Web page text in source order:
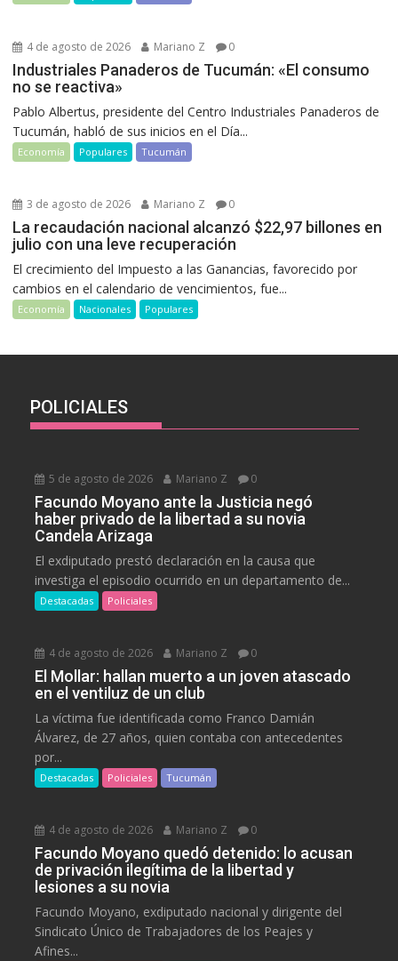
4 de agosto de 2026 Mariano Z 0
Industriales Panaderos de Tucumán: «El consumo
no se reactiva»
Pablo Albertus, presidente del Centro Industriales Panaderos de
Tucumán, habló de sus inicios en el Día...
Economía Populares Tucumán
3 de agosto de 2026 Mariano Z 0
La recaudación nacional alcanzó $22,97 billones en
julio con una leve recuperación
El crecimiento del Impuesto a las Ganancias, favorecido por
cambios en el calendario de vencimientos, fue...
Economía Nacionales Populares
POLICIALES
5 de agosto de 2026 Mariano Z 0
Facundo Moyano ante la Justicia negó
haber privado de la libertad a su novia
Candela Arizaga
El exdiputado prestó declaración en la causa que
investiga el episodio ocurrido en un departamento de...
Destacadas Policiales
4 de agosto de 2026 Mariano Z 0
El Mollar: hallan muerto a un joven atascado
en el ventiluz de un club
La víctima fue identificada como Franco Damián
Álvarez, de 27 años, quien contaba con antecedentes
por...
Destacadas Policiales Tucumán
4 de agosto de 2026 Mariano Z 0
Facundo Moyano quedó detenido: lo acusan
de privación ilegítima de la libertad y
lesiones a su novia
Facundo Moyano, exdiputado nacional y dirigente del
Sindicato Único de Trabajadores de los Peajes y
Afines...